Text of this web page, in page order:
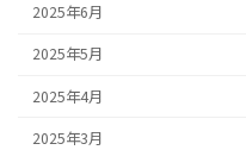
2025年6月
2025年5月
2025年4月
2025年3月